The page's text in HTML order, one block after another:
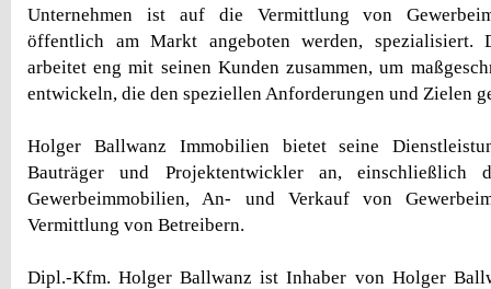
Unternehmen ist auf die Vermittlung von
öffentlich am Markt angeboten werden, spezialisiert.
arbeitet eng mit seinen Kunden zusammen, um
entwickeln, die den speziellen Anforderungen und Zielen
Holger Ballwanz Immobilien bietet seine
Bauträger und Projektentwickler an, einschließlich
Gewerbeimmobilien, An- und Verkauf von
Vermittlung von Betreibern.
Dipl.-Kfm. Holger Ballwanz ist Inhaber von Holger